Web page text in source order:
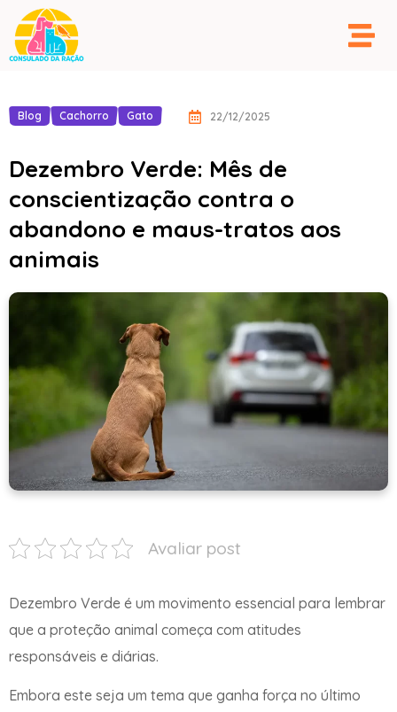
Blog Cachorro Gato 22/12/2025
Dezembro Verde: Mês de
conscientização contra o
abandono e maus-tratos aos
animais
Avaliar post
Dezembro Verde é um movimento essencial para lembrar
que a proteção animal começa com atitudes
responsáveis e diárias.
Embora este seja um tema que ganha força no último